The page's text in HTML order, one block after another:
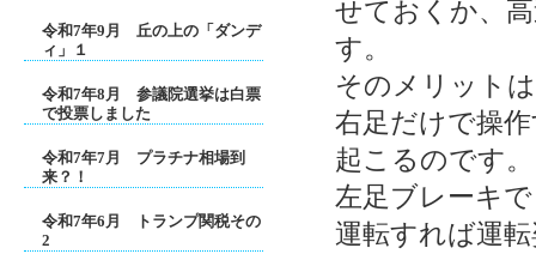
令和7年9月 丘の上の「ダンデ
ィ」１
令和7年8月 参議院選挙は白票
で投票しました
令和7年7月 プラチナ相場到
来？！
令和7年6月 トランプ関税その
2
せておくか、
す。
そのメリット
右足だけで操
起こるのです。
左足ブレーキ
運転すれば運